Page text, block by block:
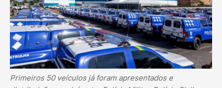
Primeiros 50 veículos já foram apresentados e